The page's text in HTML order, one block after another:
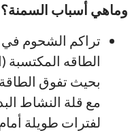
وماهي أسباب السمنة؟
تراكم الشحوم
الطاقه المكتسبة
بحيث تفوق
مع قلة النشاط
لفترات طويلة